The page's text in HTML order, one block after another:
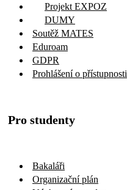
Projekt EXPOZ
DUMY
Soutěž MATES
Eduroam
GDPR
Prohlášení o přístupnosti
Pro studenty
Bakaláři
Organizační plán